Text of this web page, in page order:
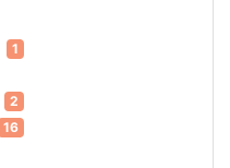
1
2
16